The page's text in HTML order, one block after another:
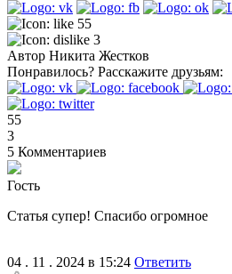
55
3
Автор Никита Жестков
Понравилось? Расскажите друзьям:
55
3
5 Комментариев
Гость
Статья супер! Спасибо огромное
04 . 11 . 2024 в 15:24 Ответить